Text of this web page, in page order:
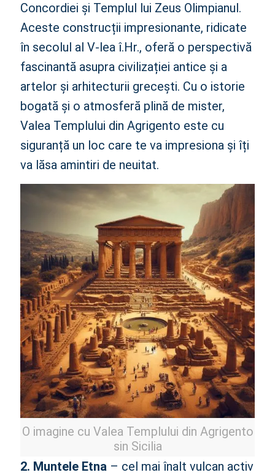
Concordiei și Templul lui Zeus Olimpianul.
Aceste construcții impresionante, ridicate
în secolul al V-lea î.Hr., oferă o perspectivă
fascinantă asupra civilizației antice și a
artelor și arhitecturii grecești. Cu o istorie
bogată și o atmosferă plină de mister,
Valea Templului din Agrigento este cu
siguranță un loc care te va impresiona și îți
va lăsa amintiri de neuitat.
O imagine cu Valea Templului din Agrigento
sin Sicilia
2. Muntele Etna – cel mai înalt vulcan activ